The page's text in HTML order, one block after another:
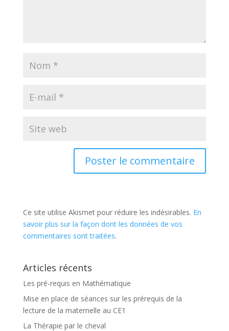
Ce site utilise Akismet pour réduire les indésirables. En
savoir plus sur la façon dont les données de vos
commentaires sont traitées.
Articles récents
Les pré-requis en Mathématique
Mise en place de séances sur les prérequis de la
lecture de la maternelle au CE1
La Thérapie par le cheval